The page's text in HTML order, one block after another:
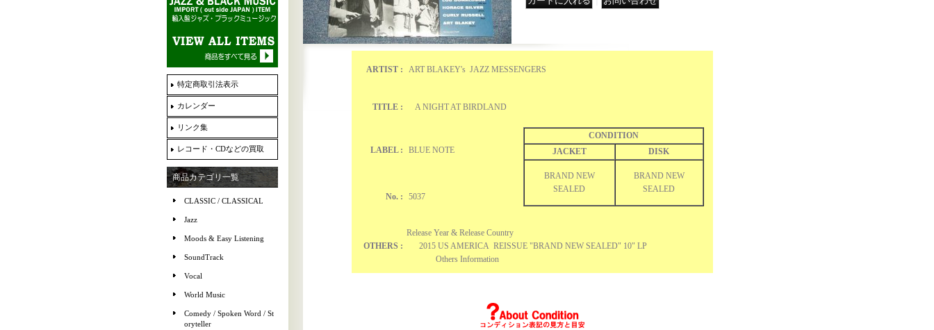
特定商取引法表示
カレンダー
リンク集
レコード・CDなどの買取
商品カテゴリ一覧
CLASSIC / CLASSICAL
Jazz
Moods & Easy Listening
SoundTrack
Vocal
World Music
Comedy / Spoken Word / St
oryteller
ARTIST : ART BLAKEY's JAZZ MESSENGERS
TITLE : A NIGHT AT BIRDLAND
LABEL : BLUE NOTE
CONDITION
JACKET
DISK
BRAND NEW
SEALED
BRAND NEW
SEALED
No. : 5037
OTHERS :
Release Year & Release Country
2015 US AMERICA REISSUE "BRAND NEW SEALED" 10" LP
Others Information